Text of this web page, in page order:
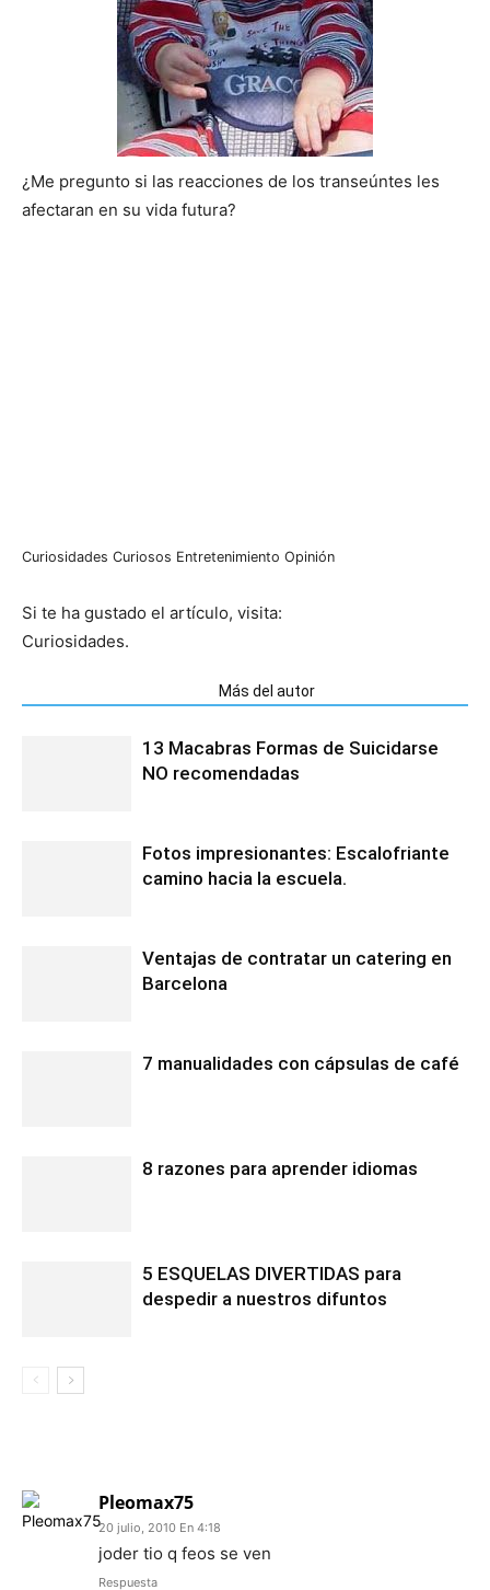
¿Me pregunto si las reacciones de los transeúntes les
afectaran en su vida futura?
Curiosidades Curiosos Entretenimiento Opinión
Si te ha gustado el artículo, visita:
Curiosidades.
Más del autor
13 Macabras Formas de Suicidarse
NO recomendadas
Fotos impresionantes: Escalofriante
camino hacia la escuela.
Ventajas de contratar un catering en
Barcelona
7 manualidades con cápsulas de café
8 razones para aprender idiomas
5 ESQUELAS DIVERTIDAS para
despedir a nuestros difuntos
Pleomax75
20 julio, 2010 En 4:18
joder tio q feos se ven
Respuesta